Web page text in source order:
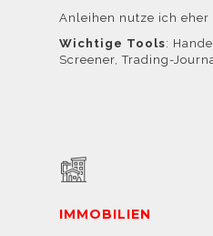
Anleihen nutze ich eher
Wichtige Tools:
Screener, Trading-
IMMOBILIEN